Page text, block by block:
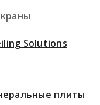
Solutions
плиты